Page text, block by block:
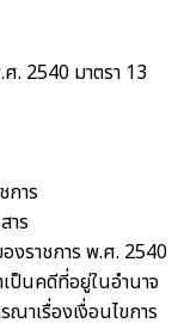
. 2540 มาตรา 13
การ
าร
งราชการ พ.ศ. 2540
ป็นคดีที่อยู่ในอำนาจ
าเรื่องเงื่อนไขการ